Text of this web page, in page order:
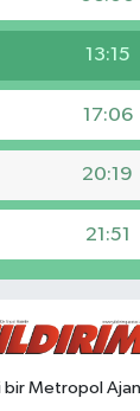
13:15
17:06
20:19
21:51
bir Metropol